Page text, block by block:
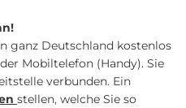
ganz Deutschland kostenlos
Mobiltelefon (Handy). Sie
verbunden. Ein
stellen, welche Sie so